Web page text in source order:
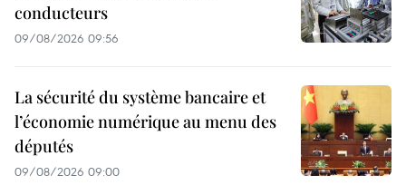
conducteurs
09/08/2026 09:56
La sécurité du système bancaire et
l’économie numérique au menu des
députés
09/08/2026 09:00